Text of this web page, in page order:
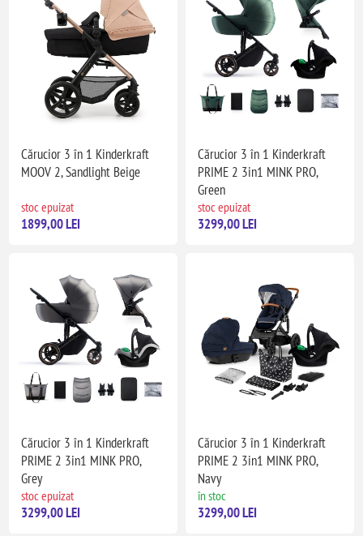
Cărucior 3 în 1 Kinderkraft
MOOV 2, Sandlight Beige
stoc epuizat
1899,00 LEI
Cărucior 3 în 1 Kinderkraft
PRIME 2 3in1 MINK PRO,
Green
stoc epuizat
3299,00 LEI
Cărucior 3 în 1 Kinderkraft
PRIME 2 3in1 MINK PRO,
Grey
stoc epuizat
3299,00 LEI
Cărucior 3 în 1 Kinderkraft
PRIME 2 3in1 MINK PRO,
Navy
în stoc
3299,00 LEI